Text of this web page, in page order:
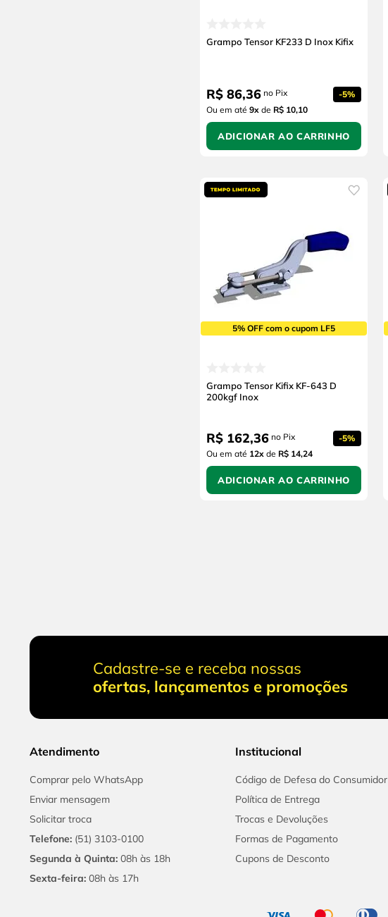
Grampo Tensor KF233 D Inox Kifix
R$ 86,36 no Pix -5%
Ou em até 9x de R$ 10,10
ADICIONAR AO CARRINHO
5% OFF com o cupom LF5
Grampo Tensor Kifix KF-643 D
200kgf Inox
R$ 162,36 no Pix -5%
Ou em até 12x de R$ 14,24
ADICIONAR AO CARRINHO
Cadastre-se e receba nossas
ofertas, lançamentos e promoções
Atendimento
Comprar pelo WhatsApp
Enviar mensagem
Solicitar troca
Telefone: (51) 3103-0100
Segunda à Quinta: 08h às 18h
Sexta-feira: 08h às 17h
Institucional
Código de Defesa do Consumidor
Política de Entrega
Trocas e Devoluções
Formas de Pagamento
Cupons de Desconto